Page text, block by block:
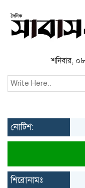
শনিবার,
নোটিশ:
শিরোনামঃ